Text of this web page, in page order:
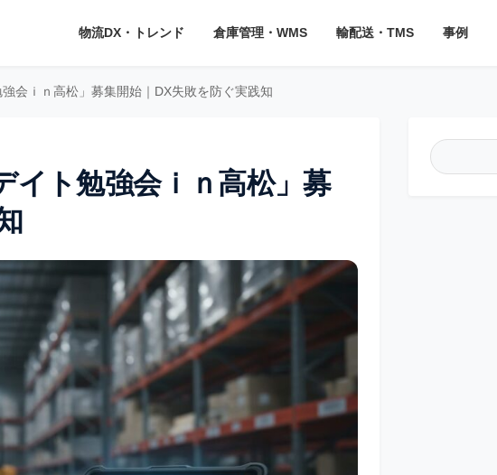
物流DX・トレンド 倉庫管理・WMS 輸配送・TMS 事例
会ｉｎ高松」募集開始｜DX失敗を防ぐ実践知
イト勉強会ｉｎ高松」募